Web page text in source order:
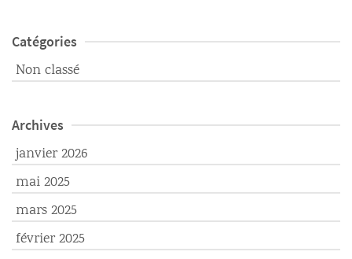
Catégories
Non classé
Archives
janvier 2026
mai 2025
mars 2025
février 2025